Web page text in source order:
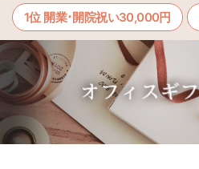
1位 開業･開院祝い30,000円